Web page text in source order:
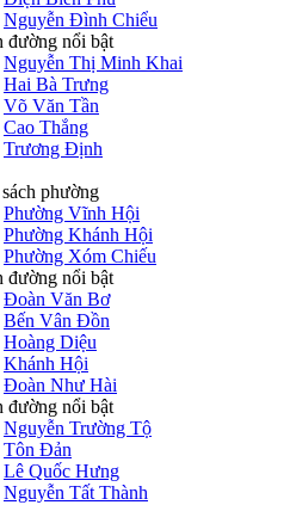
Nguyễn Đình Chiểu
đường nổi bật
Nguyễn Thị Minh Khai
Hai Bà Trưng
Võ Văn Tần
Cao Thắng
Trương Định
phường
Phường Vĩnh Hội
Phường Khánh Hội
Phường Xóm Chiếu
đường nổi bật
Đoàn Văn Bơ
Bến Vân Đồn
Hoàng Diệu
Khánh Hội
Đoàn Như Hài
đường nổi bật
Nguyễn Trường Tộ
Tôn Đản
Lê Quốc Hưng
Nguyễn Tất Thành